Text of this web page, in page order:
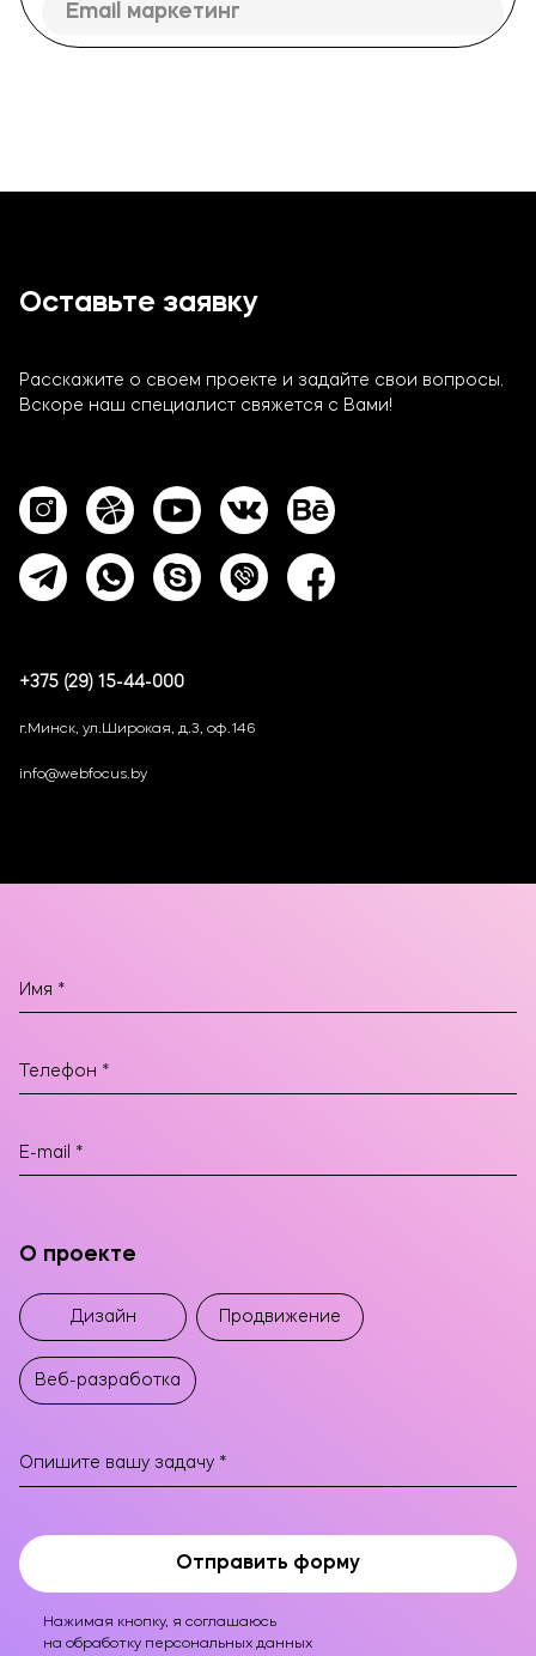
Email маркетинг
Оставьте заявку
Расскажите о своем проекте и задайте свои вопросы.
Вскоре наш специалист свяжется с Вами!
+375 (29) 15-44-000
г.Минск, ул.Широкая, д.3, оф.146
info@webfocus.by
О проекте
Дизайн Продвижение
Веб-разработка
Отправить форму
Нажимая кнопку, я соглашаюсь
на обработку персональных данных
Оставьте заявку!